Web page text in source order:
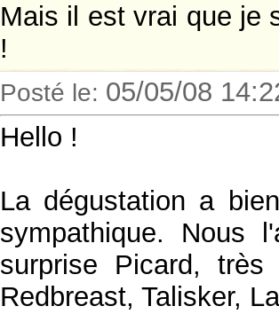
Mais il est vrai que je
!
Posté le: 05/05/08
Hello !
La dégustation a
sympathique. Nous
surprise Picard,
Redbreast, Talisker,